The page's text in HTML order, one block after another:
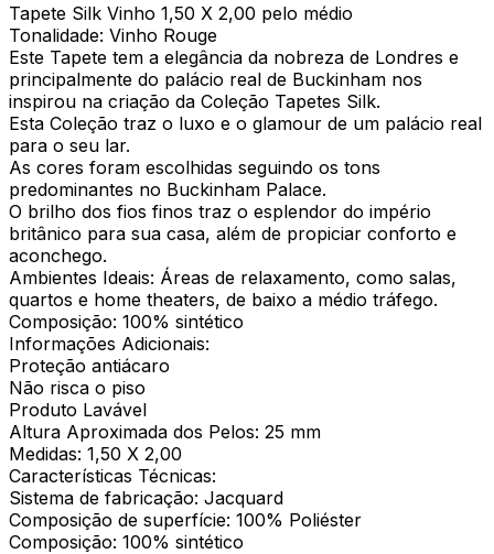
Tapete Silk Vinho 1,50 X 2,00 pelo médio
Tonalidade: Vinho Rouge
Este Tapete tem a elegância da nobreza de Londres e
principalmente do palácio real de Buckinham nos
inspirou na criação da Coleção Tapetes Silk.
Esta Coleção traz o luxo e o glamour de um palácio real
para o seu lar.
As cores foram escolhidas seguindo os tons
predominantes no Buckinham Palace.
O brilho dos fios finos traz o esplendor do império
britânico para sua casa, além de propiciar conforto e
aconchego.
Ambientes Ideais: Áreas de relaxamento, como salas,
quartos e home theaters, de baixo a médio tráfego.
Composição: 100% sintético
Informações Adicionais:
Proteção antiácaro
Não risca o piso
Produto Lavável
Altura Aproximada dos Pelos: 25 mm
Medidas: 1,50 X 2,00
Características Técnicas:
Sistema de fabricação: Jacquard
Composição de superfície: 100% Poliéster
Composição: 100% sintético